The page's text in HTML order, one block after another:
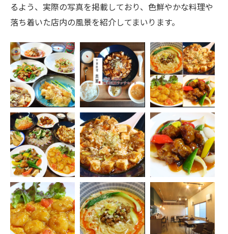
るよう、実際の写真を掲載しており、色鮮やかな料理や
落ち着いた店内の風景を紹介してまいります。
ディナーコース
◎2H飲み放題付
☆クーポンご利
用で￥5,000(税
込)">